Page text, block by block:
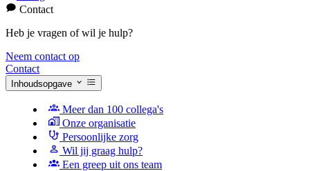
Contact
Heb je vragen of wil je hulp?
Neem contact op
Contact
Inhoudsopgave
Meer dan 100 collega's
Onze organisatie
Persoonlijke zorg
Wil jij graag hulp?
Een greep uit ons team